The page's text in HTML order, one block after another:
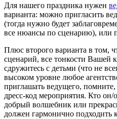
Для нашего праздника нужен
варианта: можно пригласить
(тогда нужно будет
все нюансы по сценарию), или
Плюс второго варианта в том,
сценарий, все тонкости Вашей
сдружитесь с детьми (что не
высоком уровне любое
приглашать ведущего, помните,
дресс-код мероприятия. Кто он/
добрый волшебник или
должен гармонично подходить к